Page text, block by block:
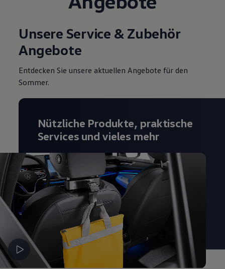
Unsere Service & Zubehör
Angebote
Entdecken Sie unsere aktuellen Angebote für den
Sommer.
Nützliche Produkte, praktische
Services und vieles mehr